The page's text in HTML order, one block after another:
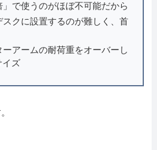
で使うのがほぼ不可能だから
スクに設置するのが難しく、首
アームの耐荷重をオーバーし
イズ